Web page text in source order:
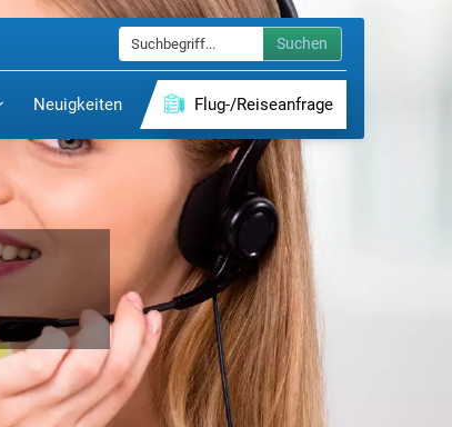
Suchen
Neuigkeiten Flug-/Reiseanfrage